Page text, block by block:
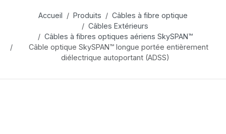
Accueil Produits
Câbles à fibre optique
Câbles Extérieurs
Câbles à fibres optiques aériens SkySPAN™
Câble optique SkySPAN™ longue portée entièrement
diélectrique autoportant (ADSS)